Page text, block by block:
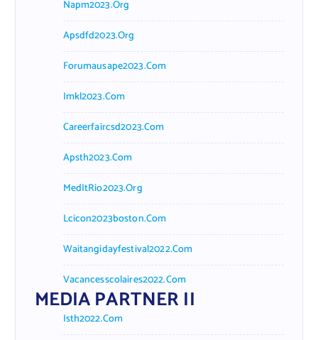
Napm2023.org
Apsdfd2023.org
Forumausape2023.com
Imkl2023.com
Careerfaircsd2023.com
Apsth2023.com
MedItRio2023.org
Lcicon2023boston.com
Waitangidayfestival2022.com
Vacancesscolaires2022.com
MEDIA PARTNER II
Isth2022.com